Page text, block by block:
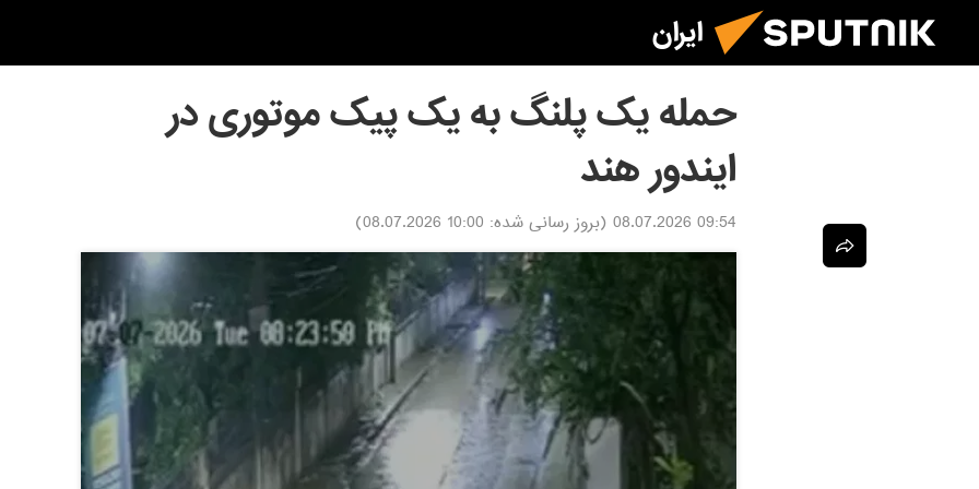
ایران
حمله یک پلنگ به یک پیک موتوری در
ایندور هند
09:54 08.07.2026 (بروز رسانی شده: 10:00 08.07.2026
)